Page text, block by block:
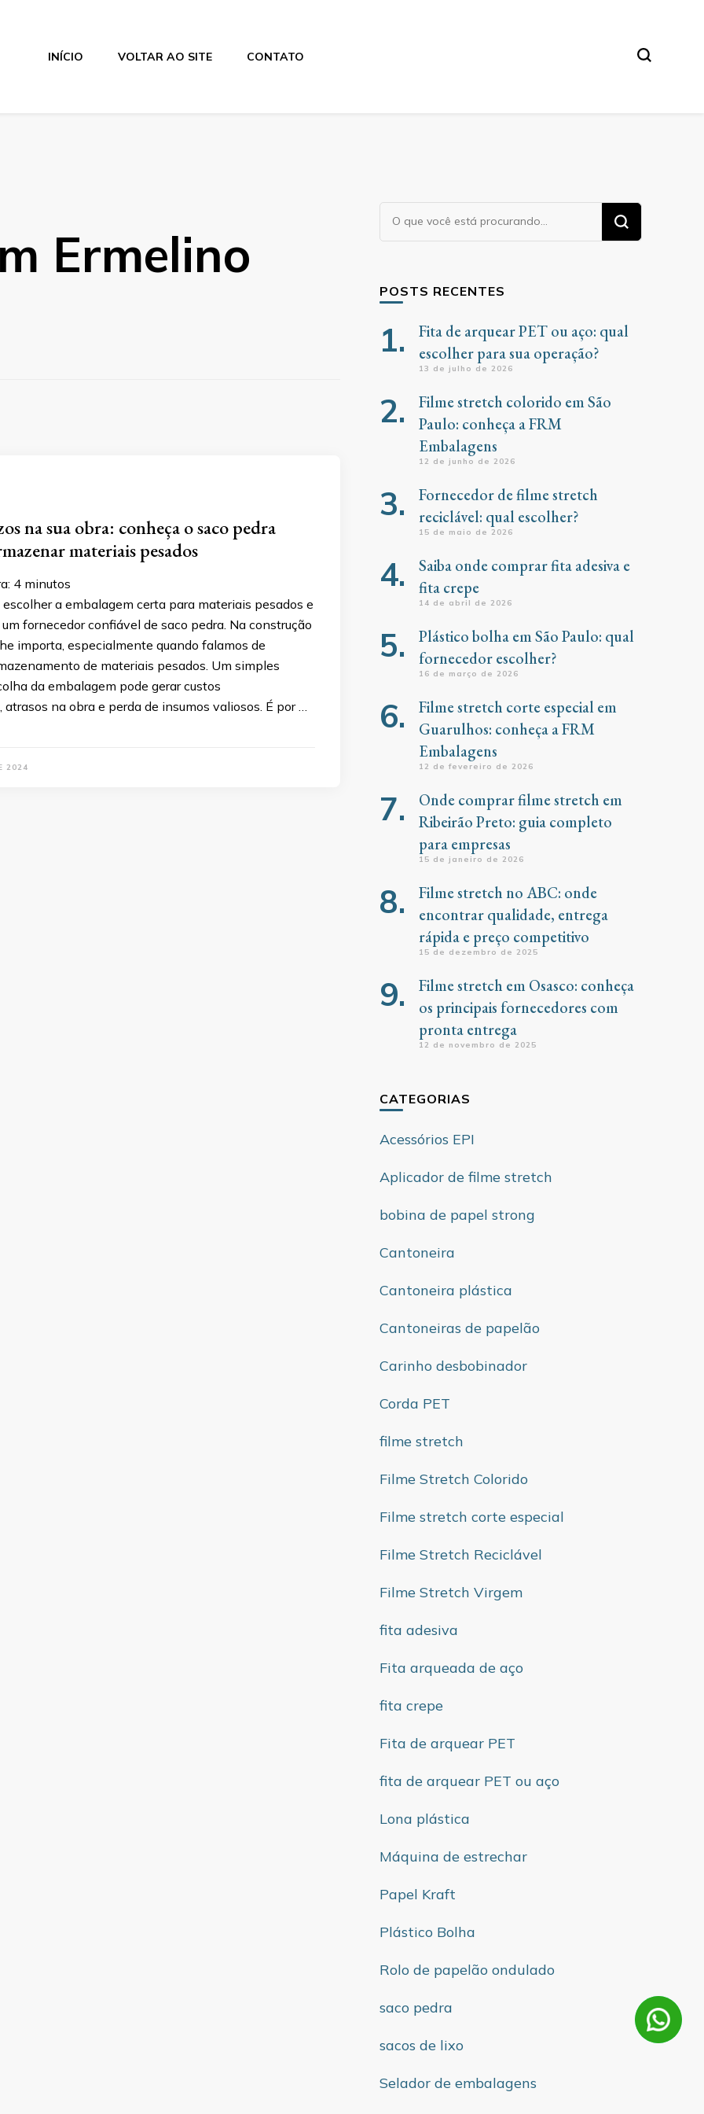
INÍCIO VOLTAR AO SITE CONTATO
Ermelino
na sua obra: conheça o saco pedra
materiais pesados
4 minutos
escolher a embalagem certa para materiais pesados e
fornecedor confiável de saco pedra. Na construção
importa, especialmente quando falamos de
de materiais pesados. Um simples
da embalagem pode gerar custos
na obra e perda de insumos valiosos. É por …
2024
Procurando
algo?
POSTS RECENTES
Fita de arquear PET ou aço: qual
escolher para sua operação?
13 de julho de 2026
Filme stretch colorido em São
Paulo: conheça a FRM
Embalagens
12 de junho de 2026
Fornecedor de filme stretch
reciclável: qual escolher?
15 de maio de 2026
Saiba onde comprar fita adesiva e
fita crepe
14 de abril de 2026
Plástico bolha em São Paulo: qual
fornecedor escolher?
16 de março de 2026
Filme stretch corte especial em
Guarulhos: conheça a FRM
Embalagens
12 de fevereiro de 2026
Onde comprar filme stretch em
Ribeirão Preto: guia completo
para empresas
15 de janeiro de 2026
Filme stretch no ABC: onde
encontrar qualidade, entrega
rápida e preço competitivo
15 de dezembro de 2025
Filme stretch em Osasco: conheça
os principais fornecedores com
pronta entrega
12 de novembro de 2025
CATEGORIAS
Acessórios EPI
Aplicador de filme stretch
bobina de papel strong
Cantoneira
Cantoneira plástica
Cantoneiras de papelão
Carinho desbobinador
Corda PET
filme stretch
Filme Stretch Colorido
Filme stretch corte especial
Filme Stretch Reciclável
Filme Stretch Virgem
fita adesiva
Fita arqueada de aço
fita crepe
Fita de arquear PET
fita de arquear PET ou aço
Lona plástica
Máquina de estrechar
Papel Kraft
Plástico Bolha
Rolo de papelão ondulado
saco pedra
sacos de lixo
Selador de embalagens